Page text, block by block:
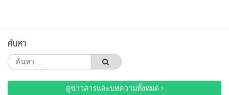
ค้นหา
ค้นหา
สำหรับ:
ดูข่าวสารและบทความทั้งหมด